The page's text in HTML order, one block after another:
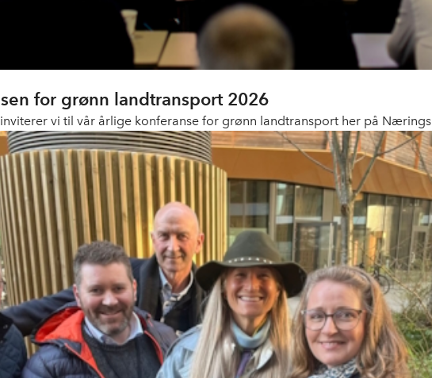
for grønn landtransport 2026
vi til vår årlige konferanse for grønn landtransport her på